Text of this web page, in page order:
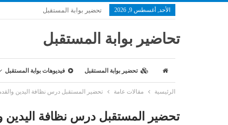
الأحد, أغسطس 9, 2026 تحضير بوابة المستقبل
تحاضير بوابة المستقبل
تحضير بوابة المستقبل فيديوهات بوابة المستقبل
الرئيسية مقالات عامة تحضير المستقبل درس نظافة اليدين والقدمين
تحضير المستقبل درس نظافة اليدين